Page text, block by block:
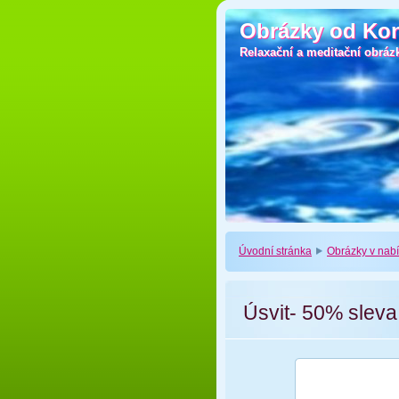
Obrázky od
Obrázky od
Relaxační a meditační
Relaxační a meditační
Úvodní stránka Obrázky v
Úsvit- 50% sleva